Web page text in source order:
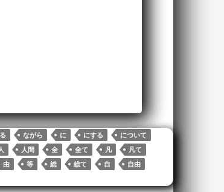
ながら に にする
について
人 人間 全 全て 凡
凡て
由 等 総 総て 自
自由